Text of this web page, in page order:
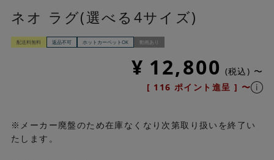
ネオ ラグ(選べる4サイズ)
配送料無料 返品不可 ホットカーペットOK 動画あり
¥ 12,800 税込
〜
[ 116 ポイント進呈 ] 〜
※メーカー廃盤のため在庫なくなり次第取り扱いを終了い
たします。